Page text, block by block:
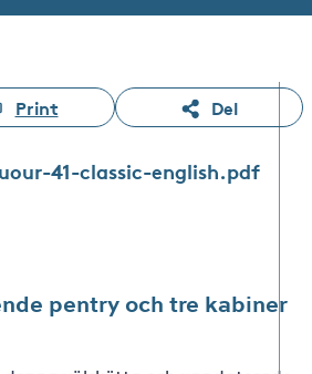
Print Del
41-classic-english.pdf
pentry och tre kabiner